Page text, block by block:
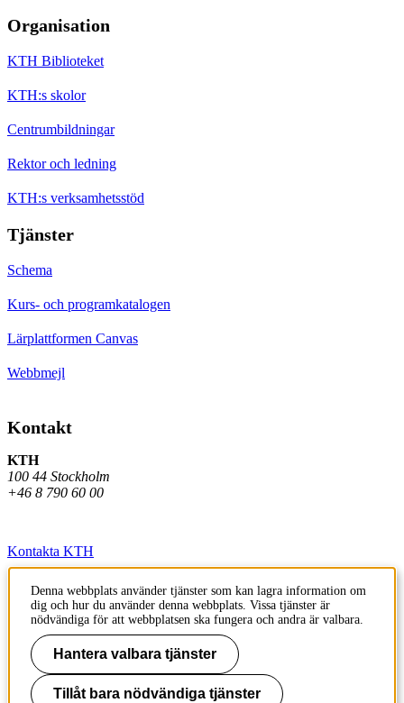
Organisation
KTH Biblioteket
KTH:s skolor
Centrumbildningar
Rektor och ledning
KTH:s verksamhetsstöd
Tjänster
Schema
Kurs- och programkatalogen
Lärplattformen Canvas
Webbmejl
Kontakt
KTH
100 44 Stockholm
+46 8 790 60 00
Kontakta KTH
Jobba på KTH
Press och media
Faktura och betalning KTH
Om KTH:s webbplatser
Denna webbplats använder tjänster som kan lagra information om
dig och hur du använder denna webbplats. Vissa tjänster är
nödvändiga för att webbplatsen ska fungera och andra är valbara.
Hantera valbara tjänster
Tillåt bara nödvändiga tjänster